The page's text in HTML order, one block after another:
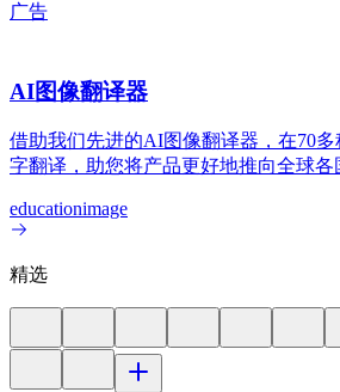
广告
AI图像翻译器
借助我们先进的AI图像翻译器，在70
字翻译，助您将产品更好地推向全球各
educationimage
精选